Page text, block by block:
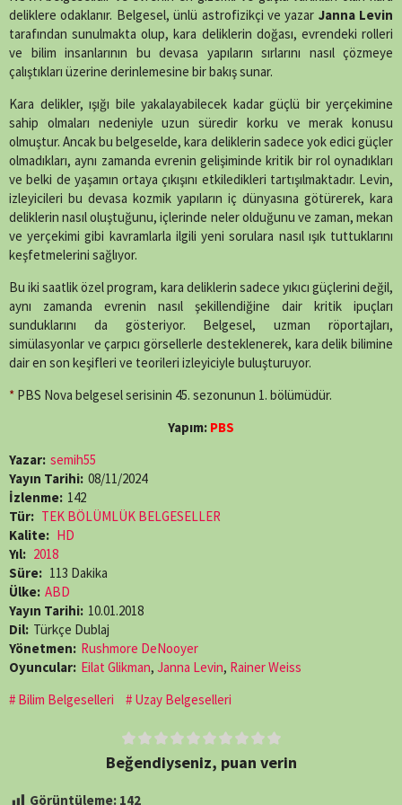
deliklere odaklanır. Belgesel, ünlü astrofizikçi ve yazar Janna Levin
tarafından sunulmakta olup, kara deliklerin doğası, evrendeki rolleri
ve bilim insanlarının bu devasa yapıların sırlarını nasıl çözmeye
çalıştıkları üzerine derinlemesine bir bakış sunar.
Kara delikler, ışığı bile yakalayabilecek kadar güçlü bir yerçekimine
sahip olmaları nedeniyle uzun süredir korku ve merak konusu
olmuştur. Ancak bu belgeselde, kara deliklerin sadece yok edici güçler
olmadıkları, aynı zamanda evrenin gelişiminde kritik bir rol oynadıkları
ve belki de yaşamın ortaya çıkışını etkiledikleri tartışılmaktadır. Levin,
izleyicileri bu devasa kozmik yapıların iç dünyasına götürerek, kara
deliklerin nasıl oluştuğunu, içlerinde neler olduğunu ve zaman, mekan
ve yerçekimi gibi kavramlarla ilgili yeni sorulara nasıl ışık tuttuklarını
keşfetmelerini sağlıyor.
Bu iki saatlik özel program, kara deliklerin sadece yıkıcı güçlerini değil,
aynı zamanda evrenin nasıl şekillendiğine dair kritik ipuçları
sunduklarını da gösteriyor. Belgesel, uzman röportajları,
simülasyonlar ve çarpıcı görsellerle desteklenerek, kara delik bilimine
dair en son keşifleri ve teorileri izleyiciyle buluşturuyor​.
* PBS Nova belgesel serisinin 45. sezonunun 1. bölümüdür.
Yapım: PBS
Yazar: semih55
Yayın Tarihi: 08/11/2024
İzlenme: 142
Tür: TEK BÖLÜMLÜK BELGESELLER
Kalite: HD
Yıl: 2018
Süre: 113 Dakika
Ülke: ABD
Yayın Tarihi: 10.01.2018
Dil: Türkçe Dublaj
Yönetmen: Rushmore DeNooyer
Oyuncular: Eilat Glikman, Janna Levin, Rainer Weiss
Bilim Belgeselleri
Uzay Belgeselleri
Beğendiyseniz, puan verin
Görüntüleme: 142